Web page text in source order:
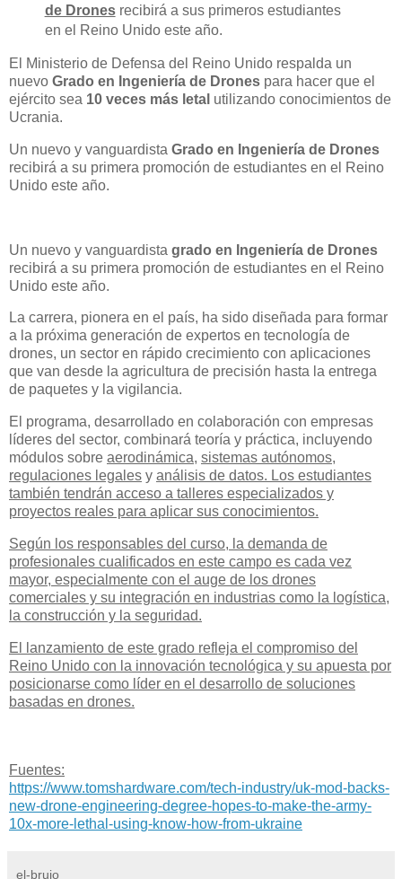
de Dronesrecibirá a sus primeros estudiantes
en el Reino Unido este año.
El Ministerio de Defensa del Reino Unido respalda un
nuevo Grado en Ingeniería de Drones para hacer que el
ejército sea 10 veces más letal utilizando conocimientos de
Ucrania.
Un nuevo y vanguardista Grado en Ingeniería de Drones
recibirá a su primera promoción de estudiantes en el Reino
Unido este año.
Un nuevo y vanguardista grado en Ingeniería de Drones
recibirá a su primera promoción de estudiantes en el Reino
Unido este año.
La carrera, pionera en el país, ha sido diseñada para formar
a la próxima generación de expertos en tecnología de
drones, un sector en rápido crecimiento con aplicaciones
que van desde la agricultura de precisión hasta la entrega
de paquetes y la vigilancia.
El programa, desarrollado en colaboración con empresas
líderes del sector, combinará teoría y práctica, incluyendo
módulos sobre aerodinámica, sistemas autónomos,
regulaciones legales y análisis de datos. Los estudiantes
también tendrán acceso a talleres especializados y
proyectos reales para aplicar sus conocimientos.
Según los responsables del curso, la demanda de
profesionales cualificados en este campo es cada vez
mayor, especialmente con el auge de los drones
comerciales y su integración en industrias como la logística,
la construcción y la seguridad.
El lanzamiento de este grado refleja el compromiso del
Reino Unido con la innovación tecnológica y su apuesta por
posicionarse como líder en el desarrollo de soluciones
basadas en drones.
Fuentes:
https://www.tomshardware.com/tech-industry/uk-mod-backs-
new-drone-engineering-degree-hopes-to-make-the-army-
10x-more-lethal-using-know-how-from-ukraine
el-brujo